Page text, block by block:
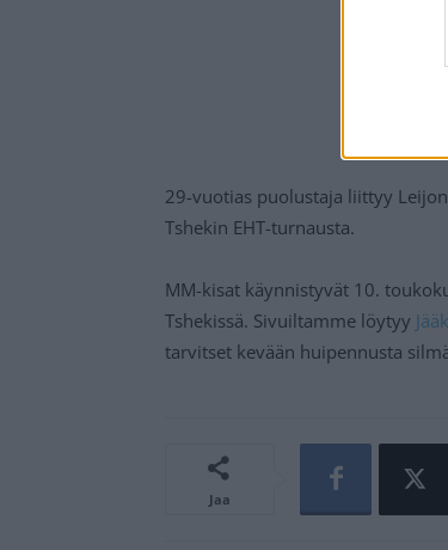
29-vuotias puolustaja liittyy
Tshekin EHT-turnausta.
MM-kisat käynnistyvät 10.
Tshekissä. Sivuiltamme löytyy
tarvitset kevään huipennusta
Jaa